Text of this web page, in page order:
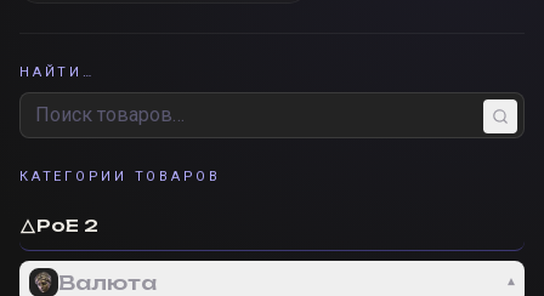
НАЙТИ…
КАТЕГОРИИ ТОВАРОВ
🜂PoE 2
Валюта ▾